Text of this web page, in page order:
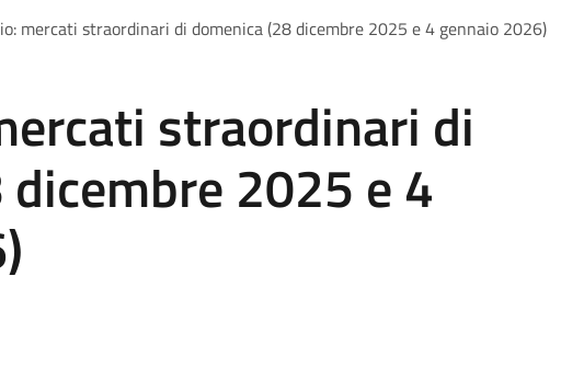
mercati straordinari di domenica (28 dicembre 2025 e 4 gennaio 2026)
straordinari di
2025 e 4